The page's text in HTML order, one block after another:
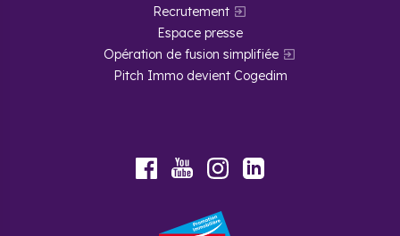
Recrutement
Espace presse
Opération de fusion simplifiée
Pitch Immo devient Cogedim
FacebookYoutubeInstagram